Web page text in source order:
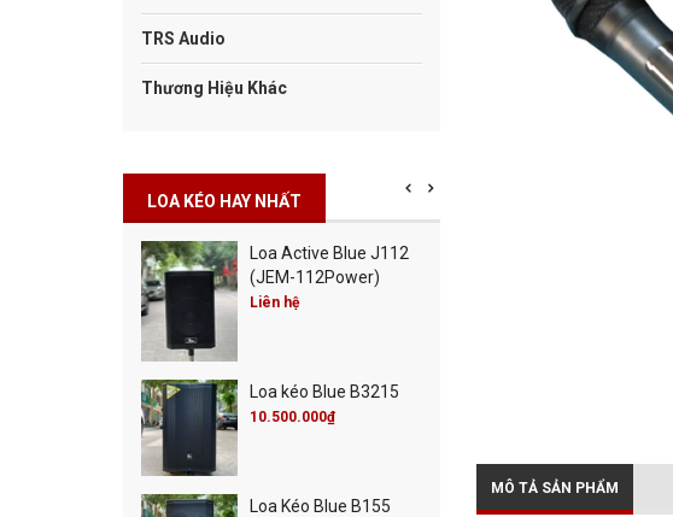
MÔ TẢ SẢN PHẨM
TRS Audio
Thương Hiệu Khác
LOA KÉO HAY NHẤT
Loa Active Blue J112
(JEM-112Power)
Liên hệ
Loa kéo Blue B3215
10.500.000₫
Loa Kéo Blue B155